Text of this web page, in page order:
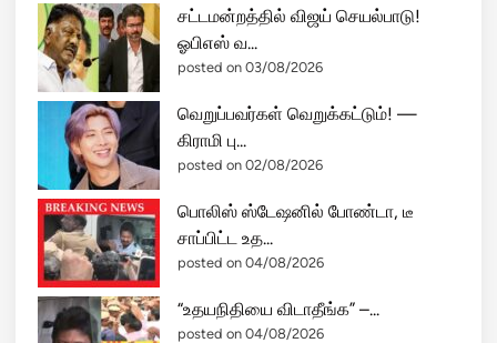
சட்டமன்றத்தில் விஜய் செயல்பாடு!
ஓபிஎஸ் வ...
posted on 03/08/2026
வெறுப்பவர்கள் வெறுக்கட்டும்! —
கிராமி பு...
posted on 02/08/2026
பொலிஸ் ஸ்டேஷனில் போண்டா, டீ
சாப்பிட்ட உத...
posted on 04/08/2026
“உதயநிதியை விடாதீங்க” –...
posted on 04/08/2026